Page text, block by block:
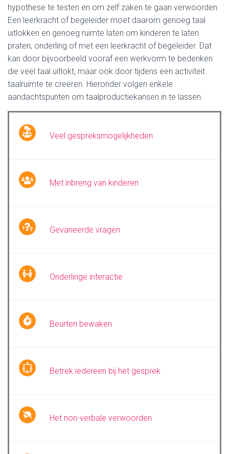
hypothese te testen en om zelf zaken te gaan verwoorden.
Een leerkracht of begeleider moet daarom genoeg taal
uitlokken en genoeg ruimte laten om kinderen te laten
praten, onderling of met een leerkracht of begeleider. Dat
kan door bijvoorbeeld vooraf een werkvorm te bedenken
die veel taal uitlokt, maar ook door tijdens een activiteit
taalruimte te creëren. Hieronder volgen enkele
aandachtspunten om taalproductiekansen in te lassen.
Veel gespreksmogelijkheden
Met inbreng van kinderen
Gevarieerde vragen
Onderlinge interactie
Beurten bewaken
Betrek iedereen bij het gesprek
Het non-verbale verwoorden